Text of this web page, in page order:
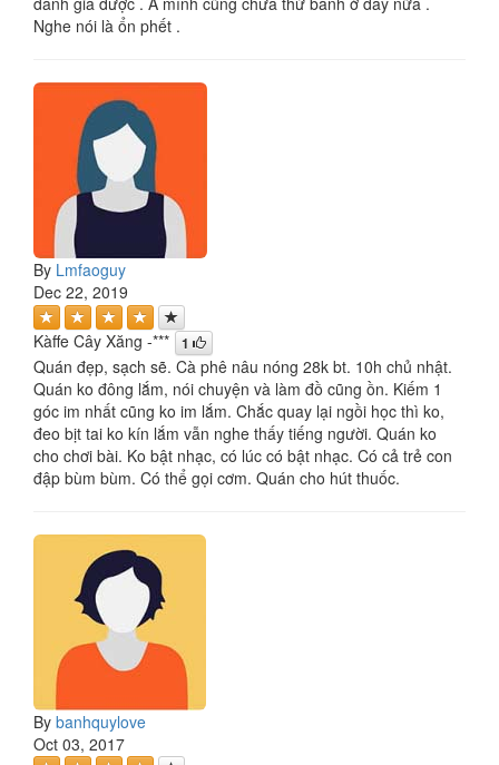
Nghe nói là ổn phết .
By Lmfaoguy
Dec 22, 2019
Kàffe Cây Xăng -*** 1
Quán đẹp, sạch sẽ. Cà phê nâu nóng 28k bt. 10h chủ nhật.
Quán ko đông lắm, nói chuyện và làm đồ cũng ồn. Kiếm 1
góc im nhất cũng ko im lắm. Chắc quay lại ngồi học thì ko,
đeo bịt tai ko kín lắm vẫn nghe thấy tiếng người. Quán ko
cho chơi bài. Ko bật nhạc, có lúc có bật nhạc. Có cả trẻ con
đập bùm bùm. Có thể gọi cơm. Quán cho hút thuốc.
By banhquylove
Oct 03, 2017